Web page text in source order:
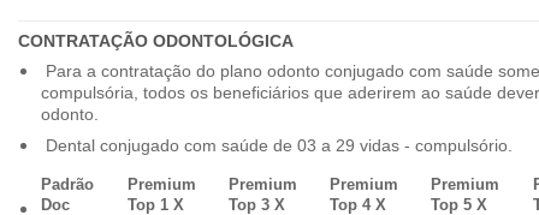
CONTRATAÇÃO ODONTOLÓGICA
Para a contratação do plano odonto conjugado com saúde
compulsória, todos os beneficiários que aderirem ao saúde
odonto.
Dental conjugado com saúde de 03 a 29 vidas - compulsório.
Padrão
Doc
Premium
Top 1 X
Premium
Top 3 X
Premium
Top 4 X
Premium
Top 5 X